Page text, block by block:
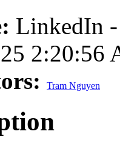
LinkedIn -
2:20:56
Tram Nguyen